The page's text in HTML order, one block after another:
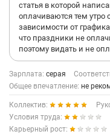
статья в которой
оплачиваются тем утро
зависимости от
что праздники не
поэтому видать и не
Зарплата: серая
Общее впечатление: не
Коллектив:
Условия труда:
Карьерный рост: